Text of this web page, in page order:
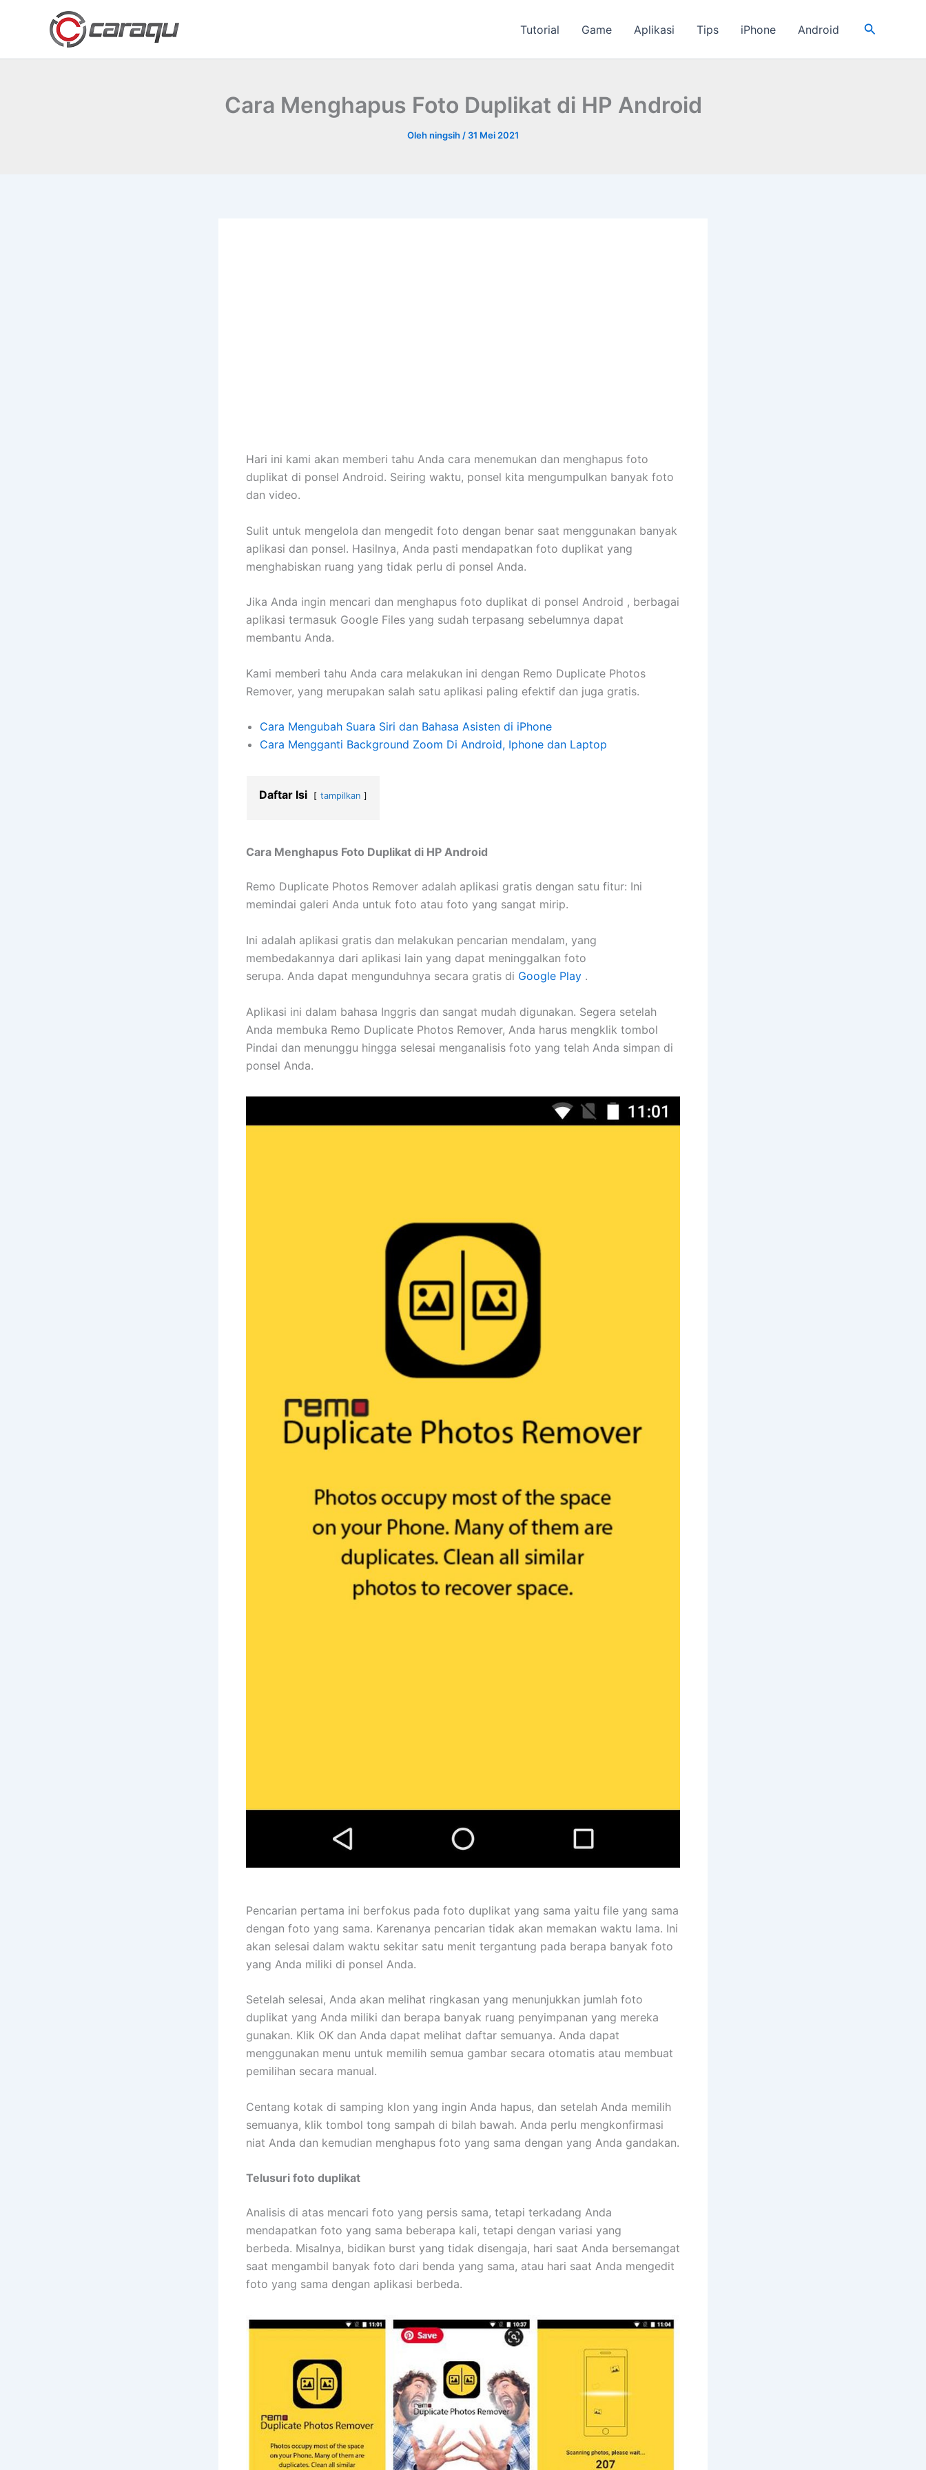
Tutorial Game Aplikasi Tips iPhone Android Cari
Cara Menghapus Foto Duplikat di HP Android
Olehningsih / 31 Mei 2021
Hari ini kami akan memberi tahu Anda cara menemukan dan menghapus foto
duplikat di ponsel Android. Seiring waktu, ponsel kita mengumpulkan banyak foto
dan video.
Sulit untuk mengelola dan mengedit foto dengan benar saat menggunakan banyak
aplikasi dan ponsel. Hasilnya, Anda pasti mendapatkan foto duplikat yang
menghabiskan ruang yang tidak perlu di ponsel Anda.
Jika Anda ingin mencari dan menghapus foto duplikat di ponsel Android , berbagai
aplikasi termasuk Google Files yang sudah terpasang sebelumnya dapat
membantu Anda.
Kami memberi tahu Anda cara melakukan ini dengan Remo Duplicate Photos
Remover, yang merupakan salah satu aplikasi paling efektif dan juga gratis.
Cara Mengubah Suara Siri dan Bahasa Asisten di iPhone
Cara Mengganti Background Zoom Di Android, Iphone dan Laptop
Daftar Isi tampilkan
Cara Menghapus Foto Duplikat di HP Android
Remo Duplicate Photos Remover adalah aplikasi gratis dengan satu fitur: Ini
memindai galeri Anda untuk foto atau foto yang sangat mirip.
Ini adalah aplikasi gratis dan melakukan pencarian mendalam, yang
membedakannya dari aplikasi lain yang dapat meninggalkan foto
serupa. Anda dapat mengunduhnya secara gratis di Google Play .
Aplikasi ini dalam bahasa Inggris dan sangat mudah digunakan. Segera setelah
Anda membuka Remo Duplicate Photos Remover, Anda harus mengklik tombol
Pindai dan menunggu hingga selesai menganalisis foto yang telah Anda simpan di
ponsel Anda.
Pencarian pertama ini berfokus pada foto duplikat yang sama yaitu file yang sama
dengan foto yang sama. Karenanya pencarian tidak akan memakan waktu lama. Ini
akan selesai dalam waktu sekitar satu menit tergantung pada berapa banyak foto
yang Anda miliki di ponsel Anda.
Setelah selesai, Anda akan melihat ringkasan yang menunjukkan jumlah foto
duplikat yang Anda miliki dan berapa banyak ruang penyimpanan yang mereka
gunakan. Klik OK dan Anda dapat melihat daftar semuanya. Anda dapat
menggunakan menu untuk memilih semua gambar secara otomatis atau membuat
pemilihan secara manual.
Centang kotak di samping klon yang ingin Anda hapus, dan setelah Anda memilih
semuanya, klik tombol tong sampah di bilah bawah. Anda perlu mengkonfirmasi
niat Anda dan kemudian menghapus foto yang sama dengan yang Anda gandakan.
Telusuri foto duplikat
Analisis di atas mencari foto yang persis sama, tetapi terkadang Anda
mendapatkan foto yang sama beberapa kali, tetapi dengan variasi yang
berbeda. Misalnya, bidikan burst yang tidak disengaja, hari saat Anda bersemangat
saat mengambil banyak foto dari benda yang sama, atau hari saat Anda mengedit
foto yang sama dengan aplikasi berbeda.